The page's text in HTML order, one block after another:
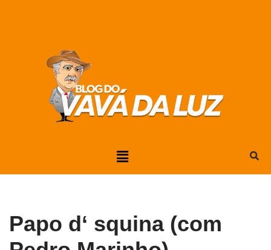
Papo d‘ squina (com